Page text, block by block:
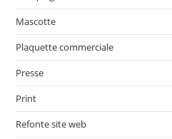
Mascotte
Plaquette commerciale
Presse
Print
Refonte site web